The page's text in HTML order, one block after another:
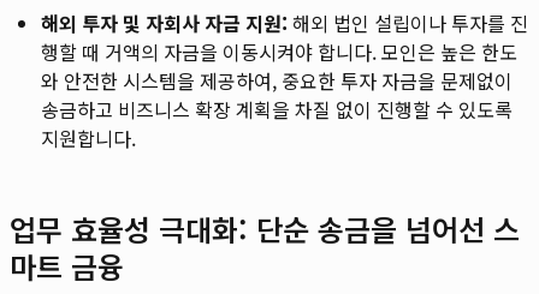
해외 투자 및 자회사 자금 지원: 해외 법인 설립이나 투자를 진
행할 때 거액의 자금을 이동시켜야 합니다. 모인은 높은 한도
와 안전한 시스템을 제공하여, 중요한 투자 자금을 문제없이
송금하고 비즈니스 확장 계획을 차질 없이 진행할 수 있도록
지원합니다.
업무 효율성 극대화: 단순 송금을 넘어선 스
마트 금융